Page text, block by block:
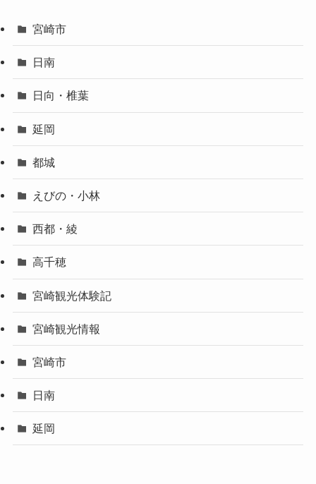
宮崎市
日南
日向・椎葉
延岡
都城
えびの・小林
西都・綾
高千穂
宮崎観光体験記
宮崎観光情報
宮崎市
日南
延岡